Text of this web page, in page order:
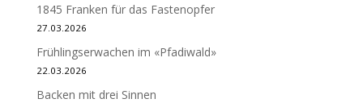
1845 Franken für das Fastenopfer
27.03.2026
Frühlingserwachen im «Pfadiwald»
22.03.2026
Backen mit drei Sinnen